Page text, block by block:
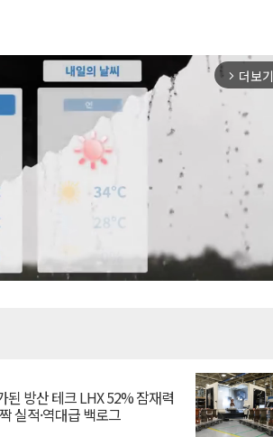
arrow_forward_ios 더보기
된 방산 테크 LHX 52% 잠재력
실적·역대급 백로그